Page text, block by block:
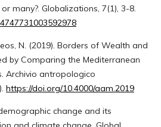
many?. Globalizations, 7(1), 3-8.
N. (2019). Borders of Wealth and
by Comparing the Mediterranean
Archivio antropologico
https://doi.org/10.4000/aam.2019
change and its